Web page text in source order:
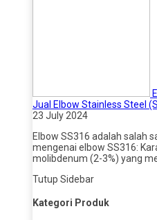
Jual Elbow Stainless Steel
23 July 2024
Elbow SS316 adalah salah
mengenai elbow SS316:
molibdenum (2-3%) yang
Tutup Sidebar
Kategori Produk